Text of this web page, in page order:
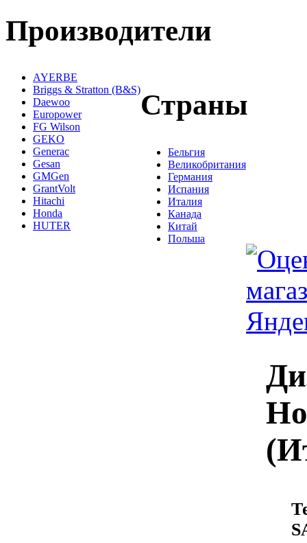
Производители
AYERBE
Briggs & Stratton (B&S)
Daewoo
Europower
FG Wilson
GEKO
Generac
Gesan
GMGen
GrantVolt
Hitachi
Honda
HUTER
Страны
Бельгия
Великобритания
Германия
Испания
Италия
Канада
Китай
Польша